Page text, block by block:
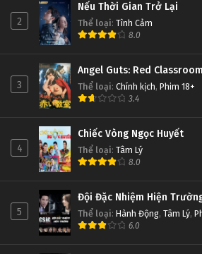
2
Nếu Thời Gian Trở Lại
Thể loại: Tình Cảm
8.0
3
Angel Guts: Red Classroom
Thể loại: Chính kịch, Phim 18+
3.4
4
Chiếc Vòng Ngọc Huyết
Thể loại: Tâm Lý
8.0
5
Đội Đặc Nhiệm Hiện
Thể loại: Hành Động, Tâm Lý,
6.0